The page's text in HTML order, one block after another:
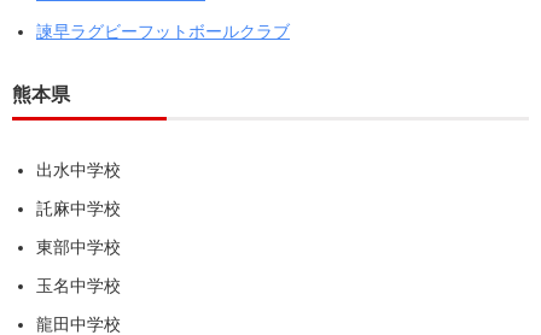
諫早ラグビーフットボールクラブ
熊本県
出水中学校
託麻中学校
東部中学校
玉名中学校
龍田中学校